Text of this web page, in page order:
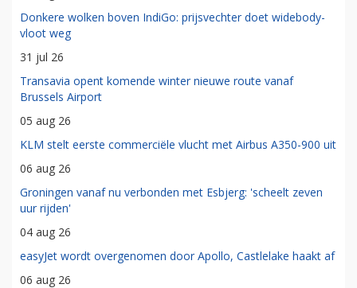
Donkere wolken boven IndiGo: prijsvechter doet widebody-
vloot weg
31 jul 26
Transavia opent komende winter nieuwe route vanaf
Brussels Airport
05 aug 26
KLM stelt eerste commerciële vlucht met Airbus A350-900 uit
06 aug 26
Groningen vanaf nu verbonden met Esbjerg: 'scheelt zeven
uur rijden'
04 aug 26
easyJet wordt overgenomen door Apollo, Castlelake haakt af
06 aug 26